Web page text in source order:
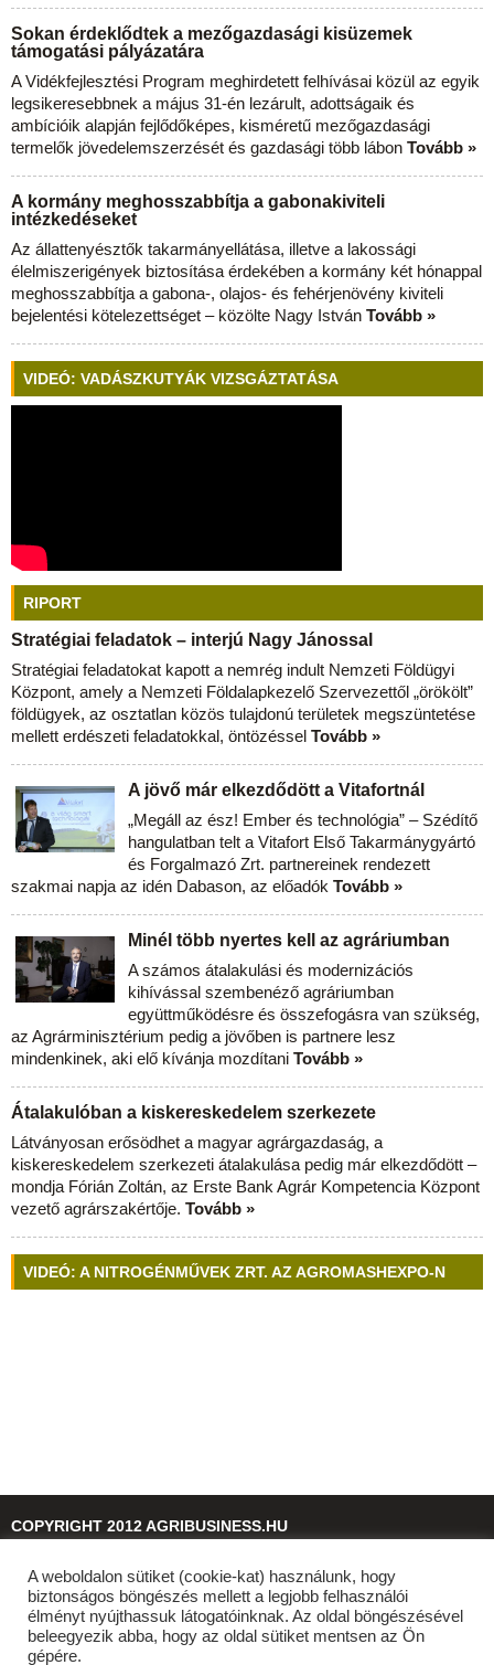
Sokan érdeklődtek a mezőgazdasági kisüzemek
támogatási pályázatára
A Vidékfejlesztési Program meghirdetett felhívásai közül az egyik
legsikeresebbnek a május 31-én lezárult, adottságaik és
ambícióik alapján fejlődőképes, kisméretű mezőgazdasági
termelők jövedelemszerzését és gazdasági több lábon Tovább »
A kormány meghosszabbítja a gabonakiviteli
intézkedéseket
Az állattenyésztők takarmányellátása, illetve a lakossági
élelmiszerigények biztosítása érdekében a kormány két hónappal
meghosszabbítja a gabona-, olajos- és fehérjenövény kiviteli
bejelentési kötelezettséget – közölte Nagy István Tovább »
VIDEÓ: VADÁSZKUTYÁK VIZSGÁZTATÁSA
RIPORT
Stratégiai feladatok – interjú Nagy Jánossal
Stratégiai feladatokat kapott a nemrég indult Nemzeti Földügyi
Központ, amely a Nemzeti Földalapkezelő Szervezettől „örökölt”
földügyek, az osztatlan közös tulajdonú területek megszüntetése
mellett erdészeti feladatokkal, öntözéssel Tovább »
A jövő már elkezdődött a Vitafortnál
„Megáll az ész! Ember és technológia” – Szédítő
hangulatban telt a Vitafort Első Takarmánygyártó
és Forgalmazó Zrt. partnereinek rendezett
szakmai napja az idén Dabason, az előadók Tovább »
Minél több nyertes kell az agráriumban
A számos átalakulási és modernizációs
kihívással szembenéző agráriumban
együttműködésre és összefogásra van szükség,
az Agrárminisztérium pedig a jövőben is partnere lesz
mindenkinek, aki elő kívánja mozdítani Tovább »
Átalakulóban a kiskereskedelem szerkezete
Látványosan erősödhet a magyar agrárgazdaság, a
kiskereskedelem szerkezeti átalakulása pedig már elkezdődött –
mondja Fórián Zoltán, az Erste Bank Agrár Kompetencia Központ
vezető agrárszakértője. Tovább »
VIDEÓ: A NITROGÉNMŰVEK ZRT. AZ AGROMASHEXPO-N
COPYRIGHT 2012 AGRIBUSINESS.HU
© 2026agribusiness.hu
A weboldalon sütiket (cookie-kat) használunk, hogy
biztonságos böngészés mellett a legjobb felhasználói
élményt nyújthassuk látogatóinknak. Az oldal böngészésével
beleegyezik abba, hogy az oldal sütiket mentsen az Ön
gépére.